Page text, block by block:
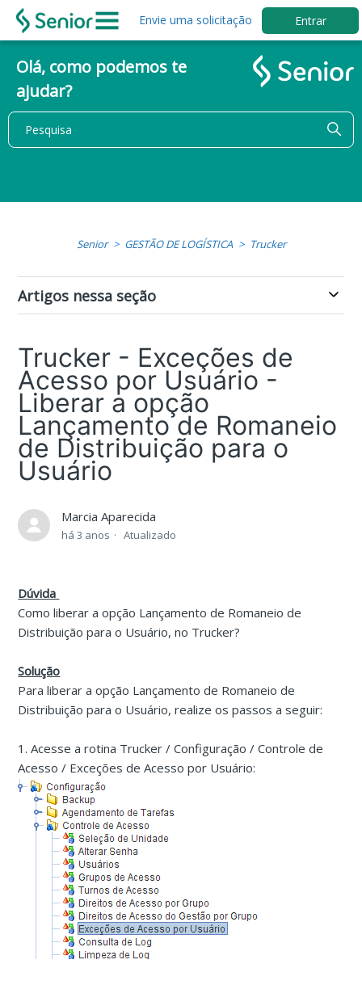
Envie uma solicitação Entrar
Olá, como podemos te
ajudar?
Senior GESTÃO DE LOGÍSTICA Trucker
Artigos nessa seção
Trucker - Exceções de
Acesso por Usuário -
Liberar a opção
Lançamento de Romaneio
de Distribuição para o
Usuário
Marcia Aparecida
há 3 anos Atualizado
Dúvida
Como liberar a opção Lançamento de Romaneio de
Distribuição para o Usuário, no Trucker?
Solução
Para liberar a opção Lançamento de Romaneio de
Distribuição para o Usuário, realize os passos a seguir:
1. Acesse a rotina Trucker / Configuração / Controle de
Acesso / Exceções de Acesso por Usuário: